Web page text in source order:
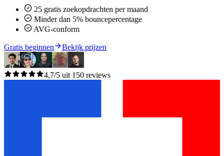
25 gratis zoekopdrachten per maand
Minder dan 5% bouncepercentage
AVG-conform
Gratis beginnen Bekijk prijzen
4,7/5 uit 150 reviews